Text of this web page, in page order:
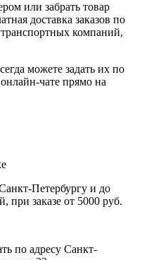
или забрать товар
доставка заказов по
компаний,
можете задать их по
чате прямо на
Петербургу и до
при заказе от 5000 руб.
по адресу Санкт-